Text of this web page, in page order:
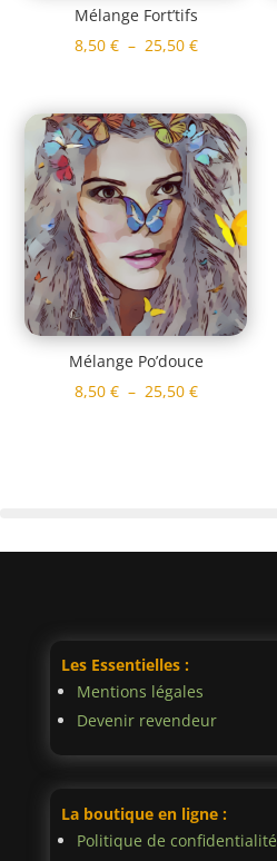
Mélange Fort’tifs
8,50 € – 25,50 €Plage
8,50 €
à
25,50 €
Mélange Po’douce
8,50 € – 25,50 €Plage
Les Essentielles :
Mentions légales
Devenir revendeur
La boutique en ligne :
Politique de confidentialité